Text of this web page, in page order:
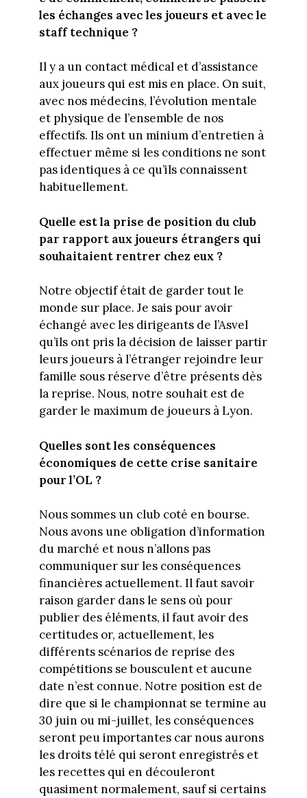
les échanges avec les joueurs et avec le
staff technique ?
Il y a un contact médical et d’assistance
aux joueurs qui est mis en place. On suit,
avec nos médecins, l’évolution mentale
et physique de l’ensemble de nos
effectifs. Ils ont un minium d’entretien à
effectuer même si les conditions ne sont
pas identiques à ce qu’ils connaissent
habituellement.
Quelle est la prise de position du club
par rapport aux joueurs étrangers qui
souhaitaient rentrer chez eux ?
Notre objectif était de garder tout le
monde sur place. Je sais pour avoir
échangé avec les dirigeants de l’Asvel
qu’ils ont pris la décision de laisser partir
leurs joueurs à l’étranger rejoindre leur
famille sous réserve d’être présents dès
la reprise. Nous, notre souhait est de
garder le maximum de joueurs à Lyon.
Quelles sont les conséquences
économiques de cette crise sanitaire
pour l’OL ?
Nous sommes un club coté en bourse.
Nous avons une obligation d’information
du marché et nous n’allons pas
communiquer sur les conséquences
financières actuellement. Il faut savoir
raison garder dans le sens où pour
publier des éléments, il faut avoir des
certitudes or, actuellement, les
différents scénarios de reprise des
compétitions se bousculent et aucune
date n’est connue. Notre position est de
dire que si le championnat se termine au
30 juin ou mi-juillet, les conséquences
seront peu importantes car nous aurons
les droits télé qui seront enregistrés et
les recettes qui en découleront
quasiment normalement, sauf si certains